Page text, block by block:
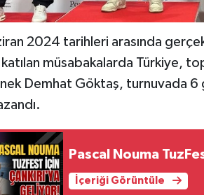
2024 tarihleri arasında
katılan müsabakalarda Türkiye,
Demhat Göktaş, turnuvada
Pascal Nouma
İçeriği Görüntüle